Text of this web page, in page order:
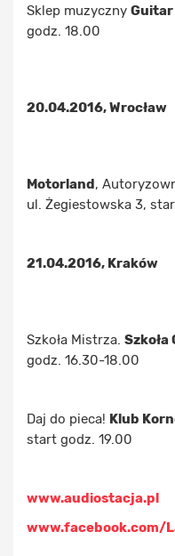
Sklep muzyczny
godz. 18.00
20.04.2016, Wrocław
Motorland ,
ul. Żegiestowska 3,
21.04.2016, Kraków
Szkoła Mistrza.
godz. 16.30-18.00
Daj do pieca! Klub
start godz. 19.00
www.audiostacja.pl
www.facebook.com/